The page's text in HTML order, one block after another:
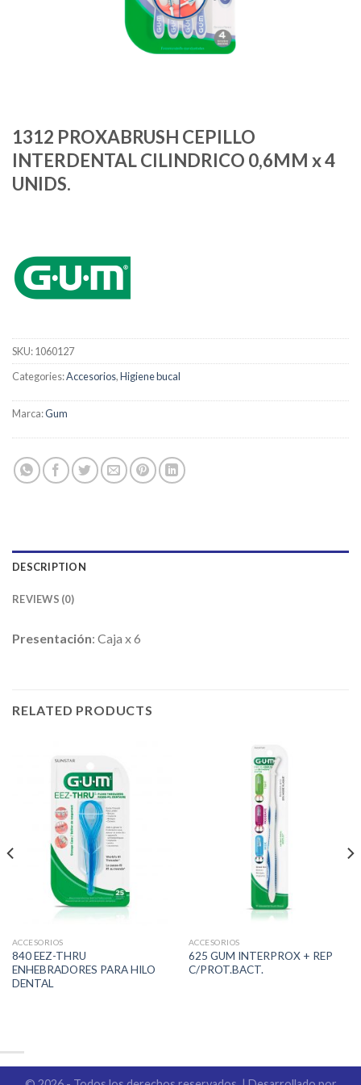
1312 PROXABRUSH CEPILLO
INTERDENTAL CILINDRICO 0,6MM x 4
UNIDS.
SKU:1060127
Categories:Accesorios,Higiene bucal
Marca:Gum
DESCRIPTION
REVIEWS (0)
Presentación: Caja x 6
RELATED PRODUCTS
ACCESORIOS
840 EEZ-THRU
ENHEBRADORES PARA HILO
DENTAL
ACCESORIOS
625 GUM INTERPROX + REP
C/PROT.BACT.